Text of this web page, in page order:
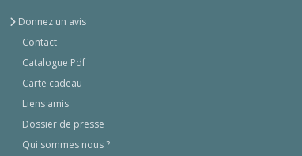
Donnez un avis
Contact
Catalogue Pdf
Carte cadeau
Liens amis
Dossier de presse
Qui sommes nous ?